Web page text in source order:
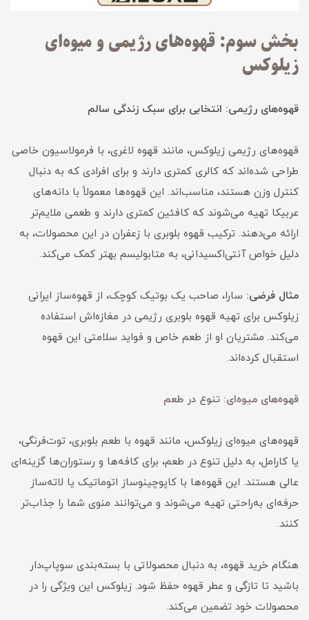
بخش سوم: قهوه‌های رژیمی و میوه‌ای
زیلوکس
قهوه‌های رژیمی: انتخابی برای سبک زندگی سالم
قهوه‌های رژیمی زیلوکس، مانند قهوه لاغری، با فرمولاسیون خاصی
طراحی شده‌اند که کالری کمتری دارند و برای افرادی که به دنبال
کنترل وزن هستند، مناسب‌اند. این قهوه‌ها معمولاً با دانه‌های
عربیکا تهیه می‌شوند که کافئین کمتری دارند و طعمی ملایم‌تر
ارائه می‌دهند. ترکیب قهوه بلوبری با زعفران در این محصولات، به
دلیل خواص آنتی‌اکسیدانی، به متابولیسم بهتر کمک می‌کند.
مثال فرضی: سارا، صاحب یک بوتیک کوچک، از قهوه‌ساز ایرانی
زیلوکس برای تهیه قهوه بلوبری رژیمی در مغازه‌اش استفاده
می‌کند. مشتریان او از طعم خاص و فواید سلامتی این قهوه
استقبال کرده‌اند.
قهوه‌های میوه‌ای: تنوع در طعم
قهوه‌های میوه‌ای زیلوکس، مانند قهوه با طعم بلوبری، توت‌فرنگی،
یا کارامل، به دلیل تنوع در طعم، برای کافه‌ها و رستوران‌ها گزینه‌ای
عالی هستند. این قهوه‌ها با کاپوچینوساز اتوماتیک یا لاته‌ساز
حرفه‌ای به‌راحتی تهیه می‌شوند و می‌توانند منوی شما را جذاب‌تر
کنند.
هنگام خرید قهوه، به دنبال محصولاتی با بسته‌بندی سوپاپ‌دار
باشید تا تازگی و عطر قهوه حفظ شود. زیلوکس این ویژگی را در
محصولات خود تضمین می‌کند.